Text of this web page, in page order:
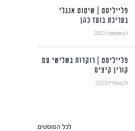
פלייליסט | שיטוט אנגלי
בעריכת בועז כהן
4 באוקטובר 2023
פלייליסט | רוקדות בשלישי עם
קורין קיציס
24 באפריל 2023
לכל הפוסטים